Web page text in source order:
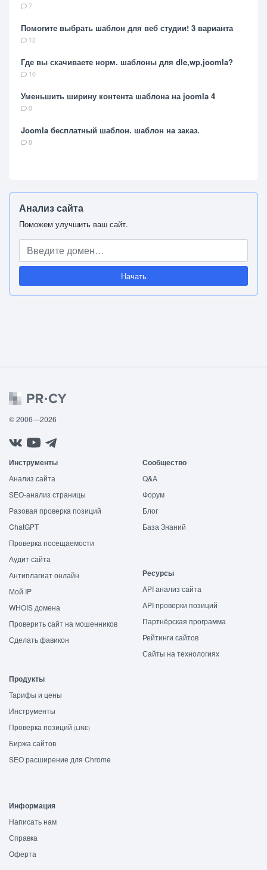
7
Помогите выбрать шаблон для веб студии! 3 варианта
12
Где вы скачиваете норм. шаблоны для dle,wp,joomla?
10
Уменьшить ширину контента шаблона на joomla 4
0
Joomla бесплатный шаблон. шаблон на заказ.
8
Анализ сайта
Поможем улучшить ваш сайт.
Начать
© 2006—2026
Инструменты
Анализ сайта
SEO-анализ страницы
Разовая проверка позиций
ChatGPT
Проверка посещаемости
Аудит сайта
Антиплагиат онлайн
Мой IP
WHOIS домена
Проверить сайт на мошенников
Сделать фавикон
Сообщество
Q&A
Форум
Блог
База Знаний
Ресурсы
API анализ сайта
API проверки позиций
Партнёрская программа
Рейтинги сайтов
Сайты на технологиях
Продукты
Тарифы и цены
Инструменты
Проверка позиций (LINE)
Биржа сайтов
SEO расширение для Chrome
Информация
Написать нам
Справка
Оферта